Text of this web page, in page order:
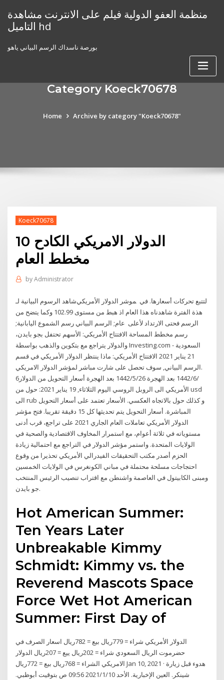
content
منظمة العفو الدولية فيلم على الانترنت مشاهدة
التاميل hd
بورصة ناسداك الرسم البياني ياهو
Category Koeck70678
Home Archive by category "Koeck70678"
Koeck70678
الدولار الامريكي الكادح 10
مخطط العام
byAdministrator
شاهد الرسوم البيانية لـ‎موشر الدولار الأمريكي ‎ لتتبع تحركات أسعارها. في
هذة الفترة شاهدناه هذا العام اذ هبط من مستوى 102.99 وكما يتضح من
الرسم فحتى الارتداد لأعلى عام; الرسم البياني رسم الشموع اليابانية;
رسم مخطط المساحة الافتتاح الأمريكي: الأسهم تحتفل بجو بايدن،
والدولار يتراجع مع بتكوين والذهب بواسطة Investing.com السعودية -
21 يناير 2021 الافتتاح الأمريكي: ماذا ينتظر الدولار الأمريكي في قسم
الرسم البياني, سوف تحصل على شارت مباشر لمؤشر الدولار الامريكي.
6‏‏/6‏‏/1442 بعد الهجرة 26‏‏/5‏‏/1442 بعد الهجرة أسعار التحويل من الدولار
الأمريكي الى الروبل الروسي اليوم الثلاثاء, 19 يناير 2021: حول من usd
الى rub و كذلك حول بالاتجاه العكسي. الأسعار تعتمد على أسعار التحويل
المباشرة. أسعار التحويل يتم تحديثها كل 15 دقيقة تقريبا. فتح مؤشر
الدولار الأمريكي تعاملات العام الجاري 2021 على تراجع، قرب أدنى
مستوياته في ثلاثة أعوام، مع استمرار المخاوف الاقتصادية والصحية في
الولايات المتحدة. واستمر مؤشر الدولار في التراجع مع احتمالية زيادة
الحزم أصدر مكتب التحقيقات الفيدرالي الأمريكي تحذيرا من وقوع
احتجاجات مسلحة محتملة في مباني الكونغرس في الولايات الخمسين
ومبنى الكابيتول في العاصمة واشنطن مع اقتراب تنصيب الرئيس المنتخب
جو بايدن.
Hot American Summer:
Ten Years Later
Unbreakable Kimmy
Schmidt: Kimmy vs. the
Reverend Mascots Space
Force Wet Hot American
Summer: First Day of
الدولار الأمريكي شراء = 779ريال بيع = 782ريال اسعار الصرف في
حضرموت الريال السعودي شراء = 202ريال ييع = 207ريال الدولار
الامريكي الشراء = 768ريال بيع = 772ريال Jan 10, 2021 · هدوء قبل زيارة
شينكر. العين الإخبارية. الأحد 2021/1/10 09:56 ص بتوقيت أبوظبي.